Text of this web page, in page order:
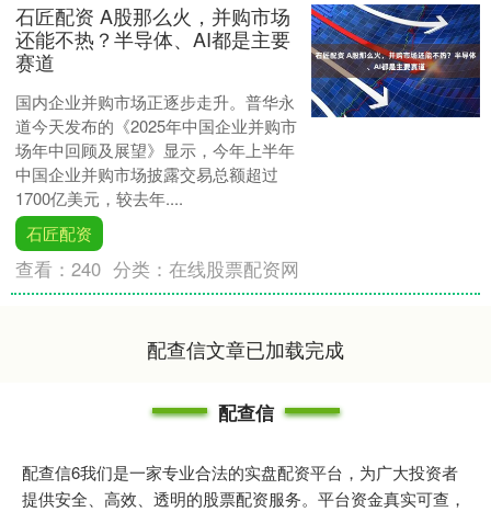
石匠配资 A股那么火，并购市场
还能不热？半导体、AI都是主要
赛道
国内企业并购市场正逐步走升。普华永
道今天发布的《2025年中国企业并购市
场年中回顾及展望》显示，今年上半年
中国企业并购市场披露交易总额超过
1700亿美元，较去年....
石匠配资
查看：240 分类：在线股票配资网
配查信文章已加载完成
配查信
配查信6我们是一家专业合法的实盘配资平台，为广大投资者
提供安全、高效、透明的股票配资服务。平台资金真实可查，